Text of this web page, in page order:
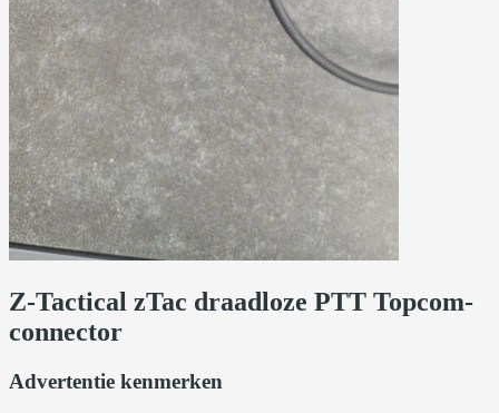
Z-Tactical zTac draadloze PTT Topcom-
connector
Advertentie kenmerken